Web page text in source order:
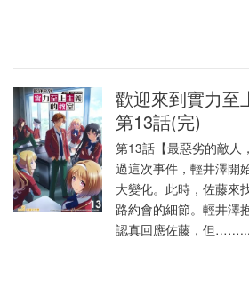
歡迎來到實力至
第13話(完)
第13話【最惡劣的敵人
過這次事件，輕井澤開
大變化。此時，佐藤來
路約會的細節。輕井澤
認真回應佐藤，但……...